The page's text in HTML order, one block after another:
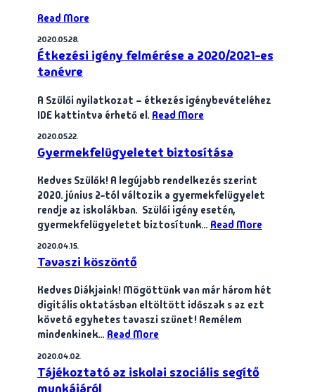
Read More
2020.05.28.
Étkezési igény felmérése a 2020/2021-es
tanévre
A Szülői nyilatkozat – étkezés igénybevételéhez
IDE kattintva érhető el. Read More
2020.05.22.
Gyermekfelügyeletet biztosítása
Kedves Szülők! A legújabb rendelkezés szerint
2020. június 2-tól változik a gyermekfelügyelet
rendje az iskolákban. Szülői igény esetén,
gyermekfelügyeletet biztosítunk… Read More
2020.04.15.
Tavaszi köszöntő
Kedves Diákjaink! Mögöttünk van már három hét
digitális oktatásban eltöltött időszak s az ezt
követő egyhetes tavaszi szünet! Remélem
mindenkinek… Read More
2020.04.02.
Tájékoztató az iskolai szociális segítő
munkájáról